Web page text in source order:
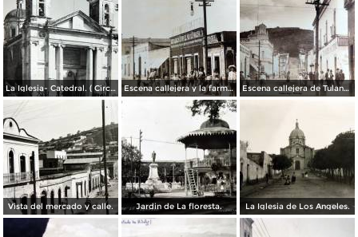
La Iglesia- Catedral. ( Circulada el 20 de Diciembre de 1940 ). Escena callejera y la farmacia Guadalupana. ( Circulada el 11 de Diciembre de 1921 ). Escena callejera de Tulancingo, Hidalgo.
Vista del mercado y calle. Jardin de La floresta. La Iglesia de Los Angeles.